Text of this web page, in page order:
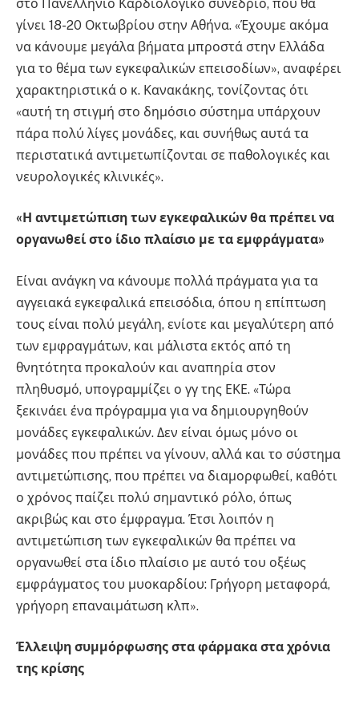
στο Πανελλήνιο Καρδιολογικό συνέδριο, που θα
γίνει 18-20 Οκτωβρίου στην Αθήνα. «Έχουμε ακόμα
να κάνουμε μεγάλα βήματα μπροστά στην Ελλάδα
για το θέμα των εγκεφαλικών επεισοδίων», αναφέρει
χαρακτηριστικά ο κ. Κανακάκης, τονίζοντας ότι
«αυτή τη στιγμή στο δημόσιο σύστημα υπάρχουν
πάρα πολύ λίγες μονάδες, και συνήθως αυτά τα
περιστατικά αντιμετωπίζονται σε παθολογικές και
νευρολογικές κλινικές».
«Η αντιμετώπιση των εγκεφαλικών θα πρέπει να
οργανωθεί στο ίδιο πλαίσιο με τα εμφράγματα»
Είναι ανάγκη να κάνουμε πολλά πράγματα για τα
αγγειακά εγκεφαλικά επεισόδια, όπου η επίπτωση
τους είναι πολύ μεγάλη, ενίοτε και μεγαλύτερη από
των εμφραγμάτων, και μάλιστα εκτός από τη
θνητότητα προκαλούν και αναπηρία στον
πληθυσμό, υπογραμμίζει ο γγ της ΕΚΕ. «Τώρα
ξεκινάει ένα πρόγραμμα για να δημιουργηθούν
μονάδες εγκεφαλικών. Δεν είναι όμως μόνο οι
μονάδες που πρέπει να γίνουν, αλλά και το σύστημα
αντιμετώπισης, που πρέπει να διαμορφωθεί, καθότι
ο χρόνος παίζει πολύ σημαντικό ρόλο, όπως
ακριβώς και στο έμφραγμα. Έτσι λοιπόν η
αντιμετώπιση των εγκεφαλικών θα πρέπει να
οργανωθεί στα ίδιο πλαίσιο με αυτό του οξέως
εμφράγματος του μυοκαρδίου: Γρήγορη μεταφορά,
γρήγορη επαναιμάτωση κλπ».
Έλλειψη συμμόρφωσης στα φάρμακα στα χρόνια
της κρίσης